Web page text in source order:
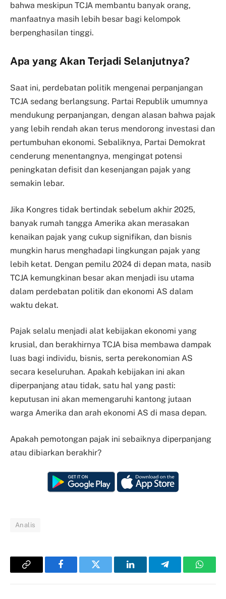
bahwa meskipun TCJA membantu banyak orang,
manfaatnya masih lebih besar bagi kelompok
berpenghasilan tinggi.
Apa yang Akan Terjadi Selanjutnya?
Saat ini, perdebatan politik mengenai perpanjangan
TCJA sedang berlangsung. Partai Republik umumnya
mendukung perpanjangan, dengan alasan bahwa pajak
yang lebih rendah akan terus mendorong investasi dan
pertumbuhan ekonomi. Sebaliknya, Partai Demokrat
cenderung menentangnya, mengingat potensi
peningkatan defisit dan kesenjangan pajak yang
semakin lebar.
Jika Kongres tidak bertindak sebelum akhir 2025,
banyak rumah tangga Amerika akan merasakan
kenaikan pajak yang cukup signifikan, dan bisnis
mungkin harus menghadapi lingkungan pajak yang
lebih ketat. Dengan pemilu 2024 di depan mata, nasib
TCJA kemungkinan besar akan menjadi isu utama
dalam perdebatan politik dan ekonomi AS dalam
waktu dekat.
Pajak selalu menjadi alat kebijakan ekonomi yang
krusial, dan berakhirnya TCJA bisa membawa dampak
luas bagi individu, bisnis, serta perekonomian AS
secara keseluruhan. Apakah kebijakan ini akan
diperpanjang atau tidak, satu hal yang pasti:
keputusan ini akan memengaruhi kantong jutaan
warga Amerika dan arah ekonomi AS di masa depan.
Apakah pemotongan pajak ini sebaiknya diperpanjang
atau dibiarkan berakhir?
Analis
Copy
FacebookTwitter LinkedInTelegram